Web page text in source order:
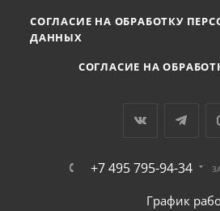
СОГЛАСИЕ НА ОБРАБОТКУ
ДАННЫХ
СОГЛАСИЕ НА
+7 495 795-94-34
График